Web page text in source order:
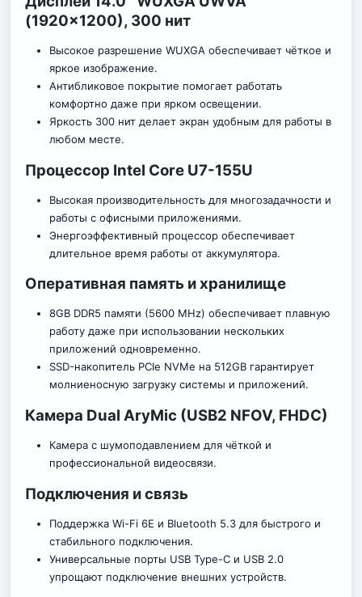
(1920×1200), 300 нит
Высокое разрешение WUXGA обеспечивает чёткое и
яркое изображение.
Антибликовое покрытие помогает работать
комфортно даже при ярком освещении.
Яркость 300 нит делает экран удобным для работы в
любом месте.
Процессор Intel Core U7-155U
Высокая производительность для многозадачности и
работы с офисными приложениями.
Энергоэффективный процессор обеспечивает
длительное время работы от аккумулятора.
Оперативная память и хранилище
8GB DDR5 памяти (5600 MHz) обеспечивает плавную
работу даже при использовании нескольких
приложений одновременно.
SSD-накопитель PCIe NVMe на 512GB гарантирует
молниеносную загрузку системы и приложений.
Камера Dual AryMic (USB2 NFOV, FHDC)
Камера с шумоподавлением для чёткой и
профессиональной видеосвязи.
Подключения и связь
Поддержка Wi-Fi 6E и Bluetooth 5.3 для быстрого и
стабильного подключения.
Универсальные порты USB Type-C и USB 2.0
упрощают подключение внешних устройств.